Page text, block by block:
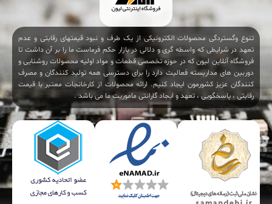
تنوع وگستردگی محصولات الکترونیکی از یک طرف و نبود قیمتهای رقابتی و عدم
تعهد در شرایطی که واسطه گری و دلالی در بازار حکم فرماست ما را بر آن داشت تا
فروشگاه آنلاین لیون که در حوزه تخصصی قطعات و مواد اولیه محصولات روشنایی و
دوربین های مداربسته فعالیت دارد را برای دسترسی همه تولید کنندگان و مصرف
کنندگان عزیز کشورمون ایجاد کنیم. ارائه محصولات از کارخانجات معتبر با قیمت
رقابتی ، پاسخگویی ، تعهد و ایجاد گارانتی ماموریت ما می باشد .